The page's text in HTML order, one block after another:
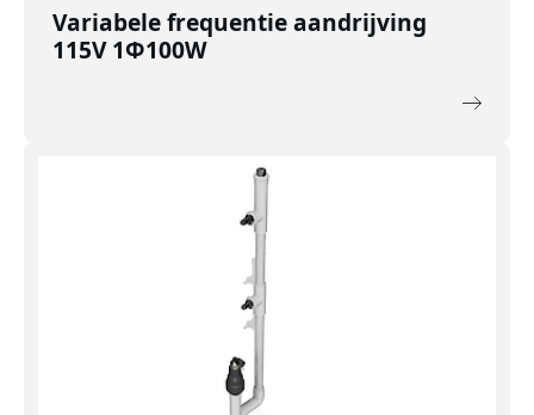
Variabele frequentie aandrijving
115V 1Φ100W